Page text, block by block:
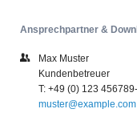
Ansprechpartner &
Max Muster
Kundenbetreuer
T: +49 (0) 123
muster@example.com